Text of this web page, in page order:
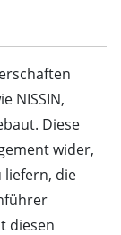
NISSIN,
Diese
wider,
liefern, die
diesen